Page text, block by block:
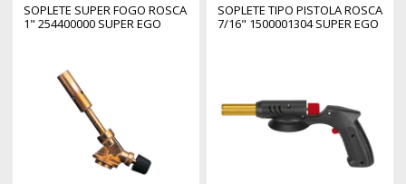
SOPLETE SUPER FOGO ROSCA
1" 254400000 SUPER EGO
SOPLETE TIPO PISTOLA ROSCA
7/16" 1500001304 SUPER EGO